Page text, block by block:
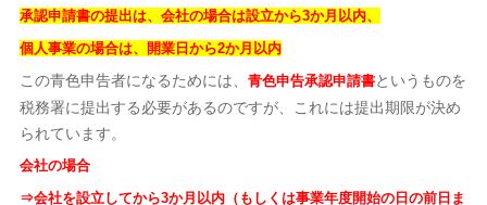
承認申請書の提出は、会社の場合は設立から3か月以内、
個人事業の場合は、開業日から2か月以内
この青色申告者になるためには、 青色申告承認申請書というものを
税務署に提出する必要があるのですが、これには提出期限が決め
られています。
会社の場合
⇒会社を設立してから3か月以内（もしくは事業年度開始の日の前日ま